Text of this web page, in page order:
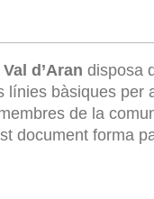
d’Aran disposa
línies bàsiques per
de la
document forma